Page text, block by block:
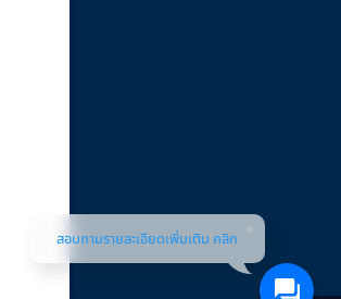
สอบถามรายละเอียดเพิ่มเติม คลิก